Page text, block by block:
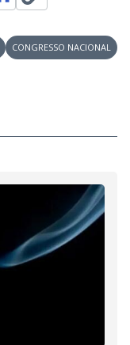
CONGRESSO NACIONAL